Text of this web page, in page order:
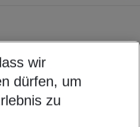
Ihren Wünschen
8 Nächte
wir
dürfen, um
zu